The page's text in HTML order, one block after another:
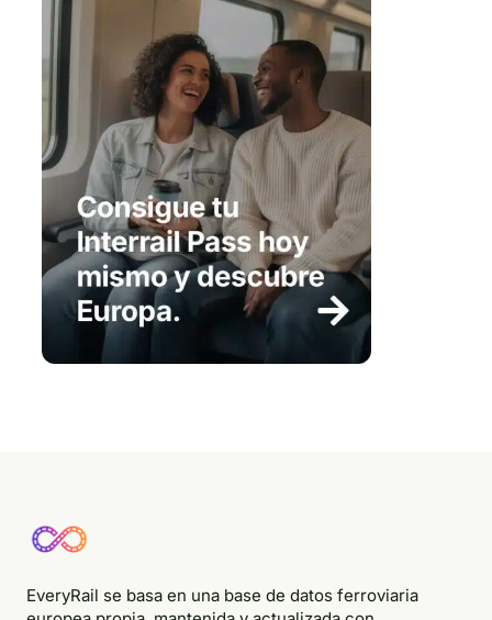
EveryRail se basa en una base de datos ferroviaria